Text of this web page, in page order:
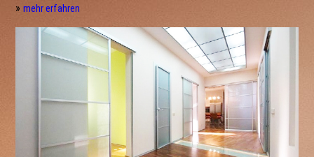
»mehr erfahren